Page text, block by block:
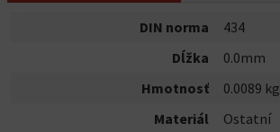
DIN norma
434
Dĺžka
0.0mm
Hmotnosť
0.0089 kg
Materiál
Ostatní